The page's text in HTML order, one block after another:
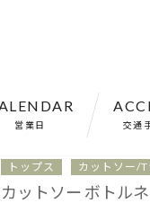
営業日 交通
トップス カットソー/T
カットソー ボトル